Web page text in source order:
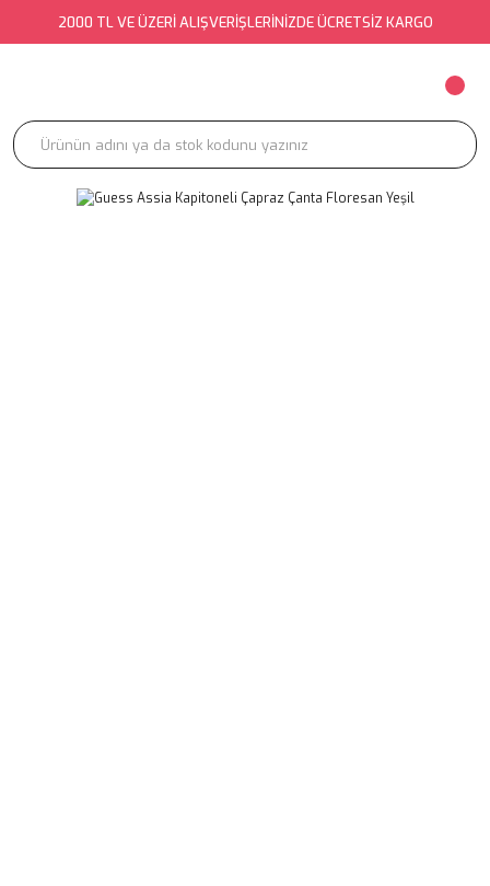
2000 TL VE ÜZERİ ALIŞVERİŞLERİNİZDE ÜCRETSİZ KARGO